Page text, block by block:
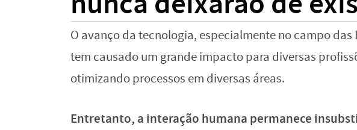
O avanço da tecnologia, especialmente no campo
tem causado um grande impacto para diversas
otimizando processos em diversas áreas.
Entretanto, a interação humana permanece